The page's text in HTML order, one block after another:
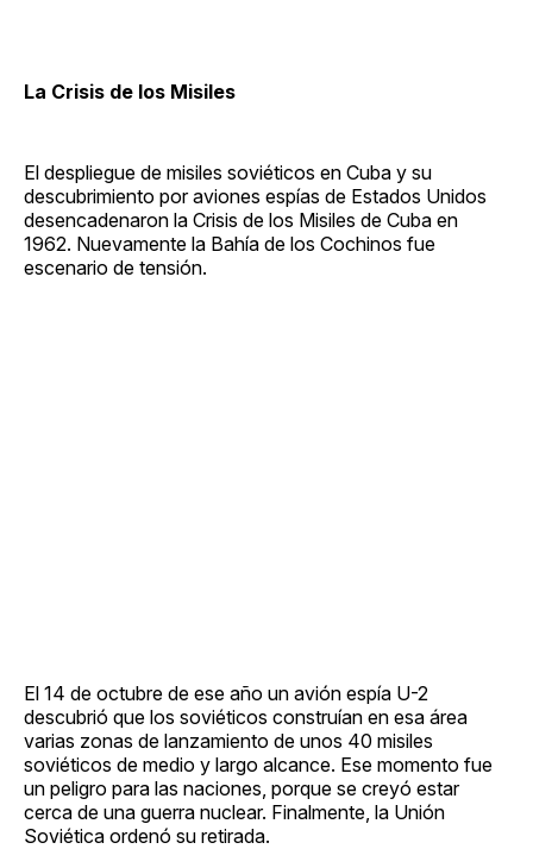
La Crisis de los Misiles
El despliegue de misiles soviéticos en Cuba y su
descubrimiento por aviones espías de Estados Unidos
desencadenaron la Crisis de los Misiles de Cuba en
1962. Nuevamente la Bahía de los Cochinos fue
escenario de tensión.
El 14 de octubre de ese año un avión espía U-2
descubrió que los soviéticos construían en esa área
varias zonas de lanzamiento de unos 40 misiles
soviéticos de medio y largo alcance. Ese momento fue
un peligro para las naciones, porque se creyó estar
cerca de una guerra nuclear. Finalmente, la Unión
Soviética ordenó su retirada.